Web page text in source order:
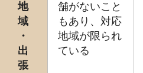
地
域
・
出
張
舗がないこと
もあり、対応
地域が限られ
ている